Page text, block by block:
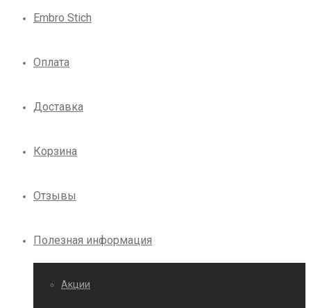
Embro Stich
Оплата
Доставка
Корзина
Отзывы
Полезная информация
Акции